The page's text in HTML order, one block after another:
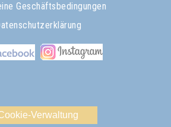
Geschäftsbedingungen
Verwaltung